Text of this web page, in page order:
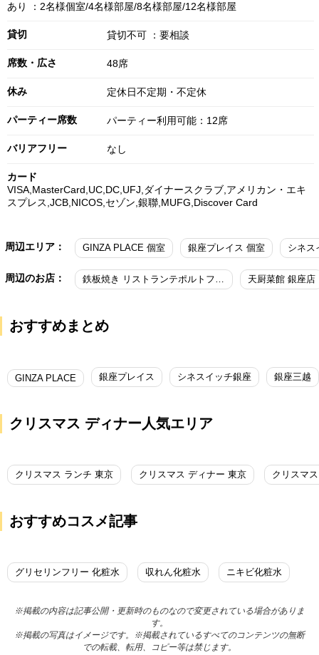
あり ：2名様個室/4名様部屋/8名様部屋/12名様部屋
貸切 貸切不可 ：要相談
席数・広さ 48席
休み 定休日不定期・不定休
パーティー席数 パーティー利用可能：12席
バリアフリー なし
カード
VISA,MasterCard,UC,DC,UFJ,ダイナースクラブ,アメリカン・エキ
スプレス,JCB,NICOS,セゾン,銀聯,MUFG,Discover Card
周辺エリア： GINZA PLACE 個室 銀座プレイス 個室 シネス
周辺のお店： 鉄板焼き リストランテポルトファーロ 天厨菜館 銀座店
おすすめまとめ
GINZA PLACE 銀座プレイス シネスイッチ銀座 銀座三越
クリスマス ディナー人気エリア
クリスマス ランチ 東京 クリスマス ディナー 東京 クリスマ
おすすめコスメ記事
グリセリンフリー 化粧水 収れん化粧水 ニキビ化粧水
※掲載の内容は記事公開・更新時のものなので変更されている場合がありま
す。
※掲載の写真はイメージです。※掲載されているすべてのコンテンツの無断
での転載、転用、コピー等は禁じます。